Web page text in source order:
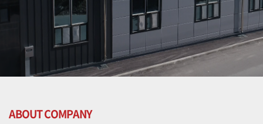
ABOUT COMPANY